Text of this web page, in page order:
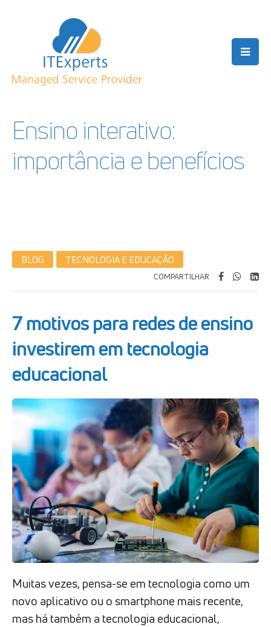
Ensino interativo:
importância e benefícios
BLOG TECNOLOGIA E EDUCAÇÃO
COMPARTILHAR
7 motivos para redes de ensino
investirem em tecnologia
educacional
Muitas vezes, pensa-se em tecnologia como um
novo aplicativo ou o smartphone mais recente,
mas há também a tecnologia educacional,